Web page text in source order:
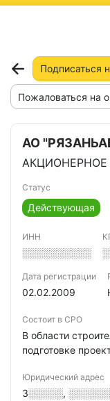
Подписаться
Пожаловаться на
АО
Статус
Действующая
ИНН
░░░░░░░░░░
Дата регистрации
02.02.2009
Состоит в СРО
В области
подготовке
Юридический адрес
3░░░░░,